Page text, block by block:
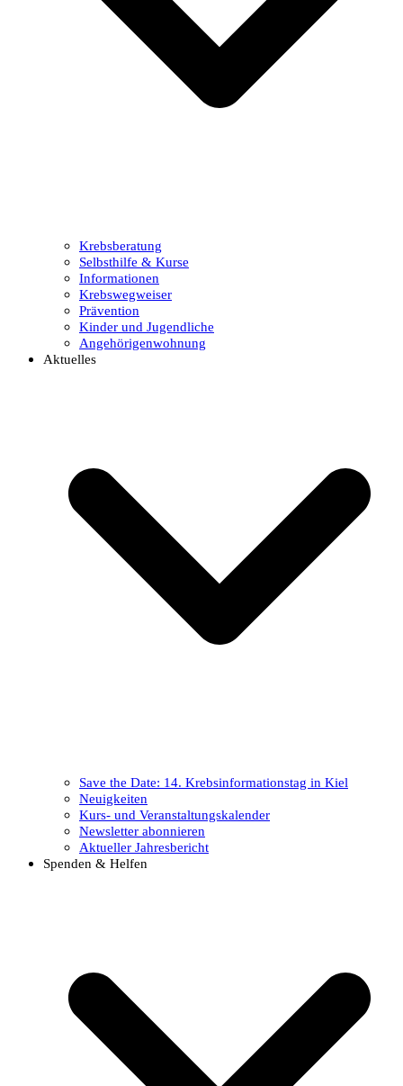
Krebsberatung
Selbsthilfe & Kurse
Informationen
Krebswegweiser
Prävention
Kinder und Jugendliche
Angehörigenwohnung
Aktuelles
Save the Date: 14. Krebsinformationstag in Kiel
Neuigkeiten
Kurs- und Veranstaltungskalender
Newsletter abonnieren
Aktueller Jahresbericht
Spenden & Helfen